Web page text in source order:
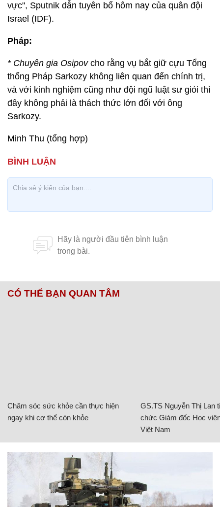
vực", Sputnik dẫn tuyên bố hôm nay của quân đội
Israel (IDF).
Pháp:
* Chuyên gia Osipov cho rằng vụ bắt giữ cựu Tổng
thống Pháp Sarkozy không liên quan đến chính trị,
và với kinh nghiệm cũng như đội ngũ luật sư giỏi thì
đây không phải là thách thức lớn đối với ông
Sarkozy.
Minh Thu (tổng hợp)
CÓ THỂ BẠN QUAN TÂM
Chăm sóc sức khỏe cần thực hiện
ngay khi cơ thể còn khỏe
GS.TS Nguyễn Thị Lan
chức Giám đốc Học
Việt Nam